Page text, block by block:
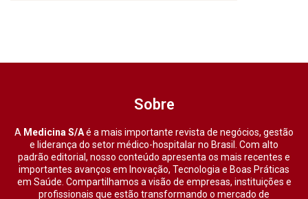
Sobre
A Medicina S/Aé a mais importante revista de negócios, gestão
e liderança do setor médico-hospitalar no Brasil. Com alto
padrão editorial, nosso conteúdo apresenta os mais recentes e
importantes avanços em Inovação, Tecnologia e Boas Práticas
em Saúde. Compartilhamos a visão de empresas, instituições e
profissionais que estão transformando o mercado de